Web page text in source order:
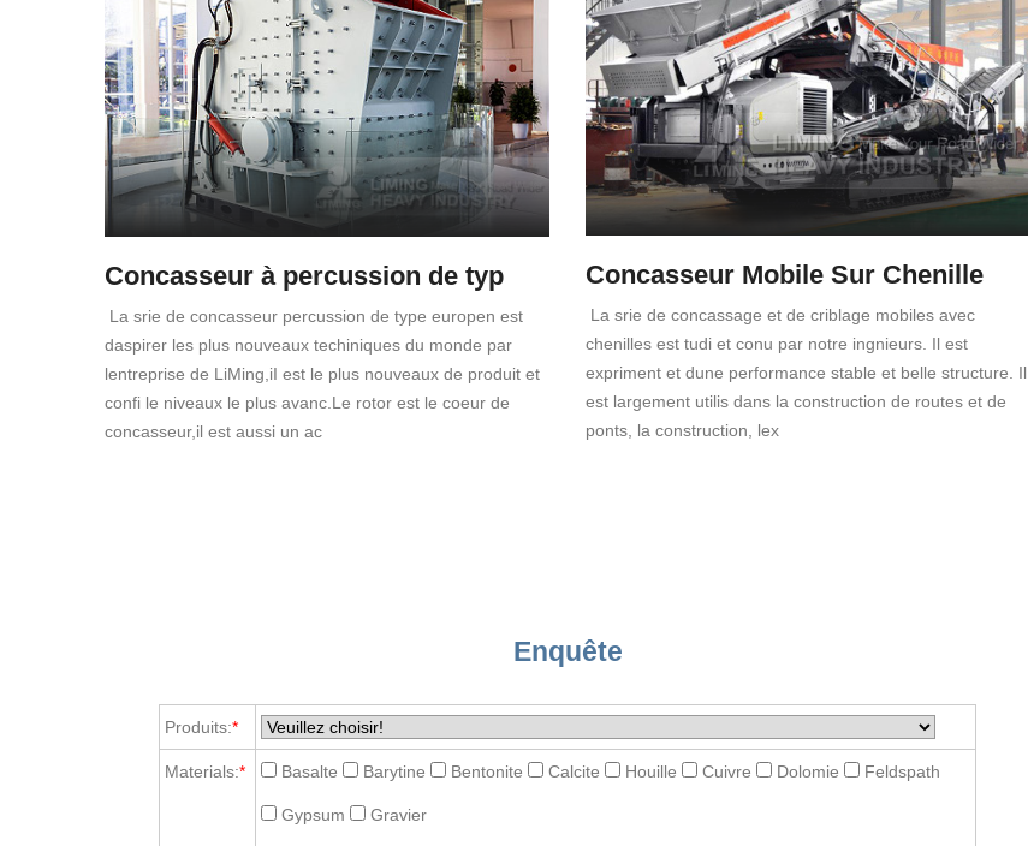
Concasseur à percussion de typ
La srie de concasseur percussion de type europen est
daspirer les plus nouveaux techiniques du monde par
lentreprise de LiMing,iI est le plus nouveaux de produit et
confi le niveaux le plus avanc.Le rotor est le coeur de
concasseur,il est aussi un ac
Concasseur Mobile Sur Chenille
La srie de concassage et de criblage mobiles avec
chenilles est tudi et conu par notre ingnieurs. Il est
expriment et dune performance stable et belle structure. Il
est largement utilis dans la construction de routes et de
ponts, la construction, lex
Enquête
Produits:*
Materials:* Basalte Barytine Bentonite Calcite Houille Cuivre Dolomie Feldspath
Gypsum Gravier